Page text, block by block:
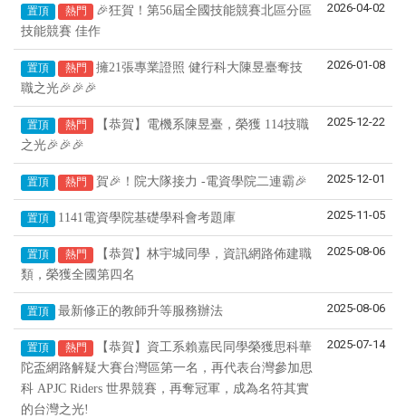
置頂 熱門
🎉狂賀！第56屆全國技能競賽北區分區
技能競賽 佳作
2026-04-02
置頂 熱門
擁21張專業證照 健行科大陳昱臺奪技
職之光🎉🎉🎉
2026-01-08
置頂 熱門
【恭賀】電機系陳昱臺，榮獲 114技職
之光🎉🎉🎉
2025-12-22
置頂 熱門 賀🎉！院大隊接力 -電資學院二連霸🎉 2025-12-01
置頂 1141電資學院基礎學科會考題庫 2025-11-05
置頂 熱門
【恭賀】林宇城同學，資訊網路佈建職
類，榮獲全國第四名
2025-08-06
置頂 最新修正的教師升等服務辦法 2025-08-06
置頂 熱門
【恭賀】資工系賴嘉民同學榮獲思科華
陀盃網路解疑大賽台灣區第一名，再代表台灣參加思
科 APJC Riders 世界競賽，再奪冠軍，成為名符其實
的台灣之光!
2025-07-14